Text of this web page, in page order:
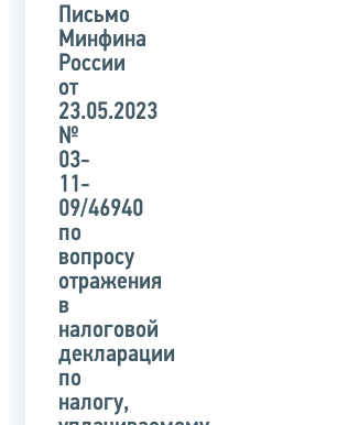
органом
указанного
письма
Письмо
Минфина
России
от
23.05.2023
№
03-
11-
09/46940
по
вопросу
отражения
в
налоговой
декларации
по
налогу,